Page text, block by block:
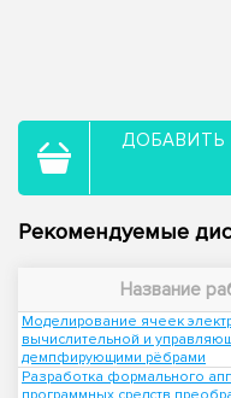
ДОБАВИТЬ
Рекомендуемые
Название
Моделирование ячеек
вычислительной и
демпфирующими рёбрами
Разработка формального